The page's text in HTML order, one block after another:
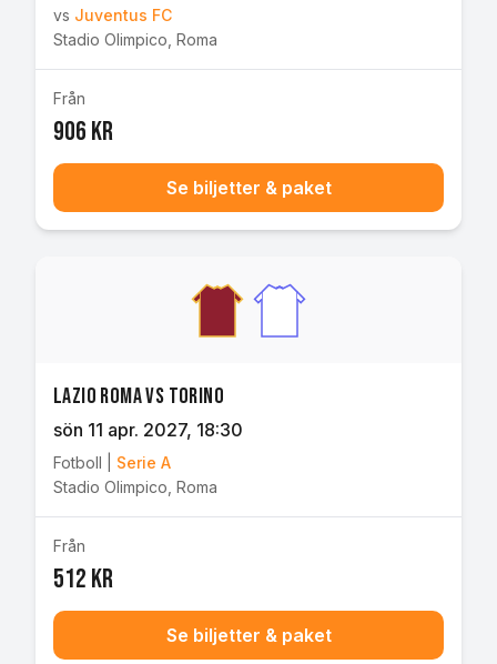
vs Juventus FC
Stadio Olimpico Roma
Från
906 kr
Se biljetter & paket
Lazio Roma vs Torino
sön 11 apr. 2027, 18:30
Fotboll
Serie A
Stadio Olimpico Roma
Från
512 kr
Se biljetter & paket